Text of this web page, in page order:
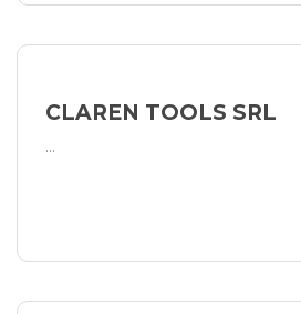
CLAREN TOOLS SRL
...